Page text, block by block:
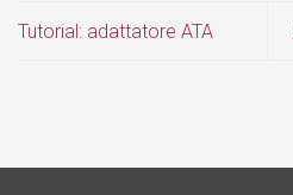
Tutorial: adattatore ATA